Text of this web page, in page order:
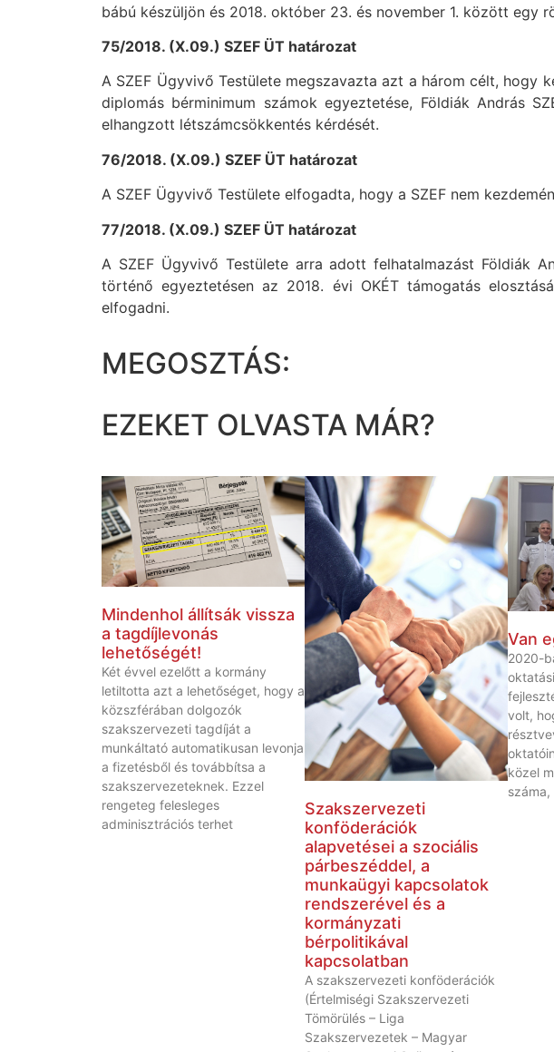
bábú készüljön és 2018. október 23. és november 1. között egy
75/2018. (X.09.) SZEF ÜT határozat
A SZEF Ügyvivő Testülete megszavazta azt a három célt, hogy
diplomás bérminimum számok egyeztetése, Földiák András
elhangzott létszámcsökkentés kérdését.
76/2018. (X.09.) SZEF ÜT határozat
A SZEF Ügyvivő Testülete elfogadta, hogy a SZEF nem
77/2018. (X.09.) SZEF ÜT határozat
A SZEF Ügyvivő Testülete arra adott felhatalmazást Földiák
történő egyeztetésen az 2018. évi OKÉT támogatás
elfogadni.
MEGOSZTÁS:
EZEKET OLVASTA MÁR?
Mindenhol állítsák vissza
a tagdíjlevonás
lehetőségét!
Két évvel ezelőtt a kormány
letiltotta azt a lehetőséget, hogy a
közszférában dolgozók
szakszervezeti tagdíját a
munkáltató automatikusan levonja
a fizetésből és továbbítsa a
szakszervezeteknek. Ezzel
rengeteg felesleges
adminisztrációs terhet
Szakszervezeti
konföderációk
alapvetései a szociális
párbeszéddel, a
munkaügyi kapcsolatok
rendszerével és a
kormányzati
bérpolitikával
kapcsolatban
A szakszervezeti konföderációk
(Értelmiségi Szakszervezeti
Tömörülés – Liga
Szakszervezetek – Magyar
Van
2020-
volt,
közel
száma,